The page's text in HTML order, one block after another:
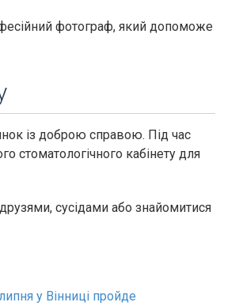
фотограф, який допоможе
із доброю справою. Під час
стоматологічного кабінету для
сусідами або знайомитися
у Вінниці пройде